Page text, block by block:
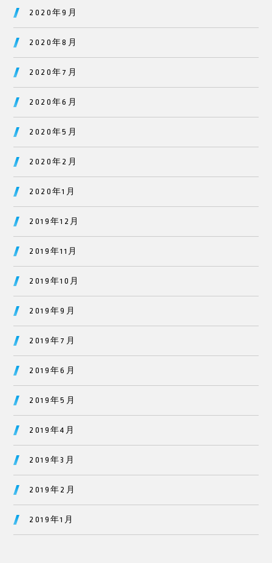
2020年9月
2020年8月
2020年7月
2020年6月
2020年5月
2020年2月
2020年1月
2019年12月
2019年11月
2019年10月
2019年9月
2019年7月
2019年6月
2019年5月
2019年4月
2019年3月
2019年2月
2019年1月